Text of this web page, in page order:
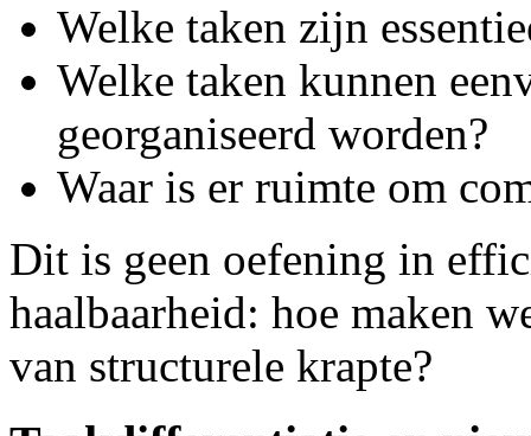
Welke taken zijn
Welke taken kunnen
georganiseerd worden?
Waar is er ruimte om
Dit is geen oefening in
haalbaarheid: hoe maken
van structurele krapte?